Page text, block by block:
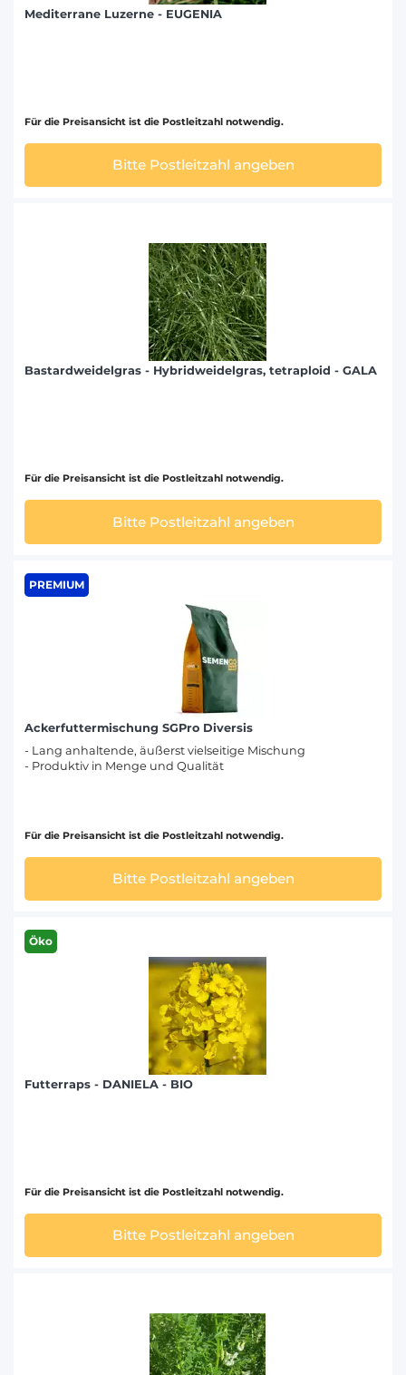
Mediterrane Luzerne - EUGENIA
Für die Preisansicht ist die Postleitzahl notwendig.
Bitte Postleitzahl angeben
Bastardweidelgras - Hybridweidelgras, tetraploid - GALA
Für die Preisansicht ist die Postleitzahl notwendig.
Bitte Postleitzahl angeben
PREMIUM
Ackerfuttermischung SGPro Diversis
- Lang anhaltende, äußerst vielseitige Mischung
- Produktiv in Menge und Qualität
Für die Preisansicht ist die Postleitzahl notwendig.
Bitte Postleitzahl angeben
Öko
Futterraps - DANIELA - BIO
Für die Preisansicht ist die Postleitzahl notwendig.
Bitte Postleitzahl angeben